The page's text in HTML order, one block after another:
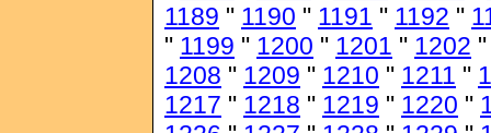
1189 " 1190 " 1191 " 1192 "
" 1199 " 1200 " 1201 " 1202
1208 " 1209 " 1210 " 1211 "
1217 " 1218 " 1219 " 1220 "